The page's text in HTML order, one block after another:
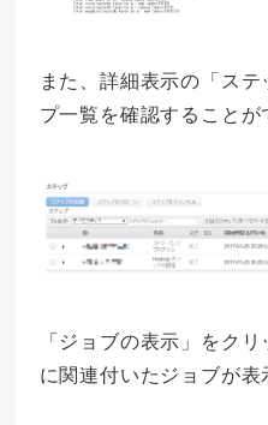
また、詳細表示の「ス
プ一覧を確認することが
「ジョブの表示」をク
に関連付いたジョブが表